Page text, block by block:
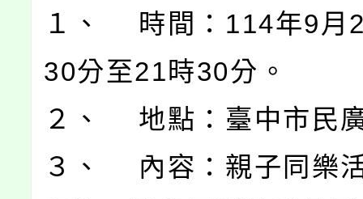
１、 時間：114年9月
30分至21時30分。
２、 地點：臺中市民
３、 內容：親子同樂